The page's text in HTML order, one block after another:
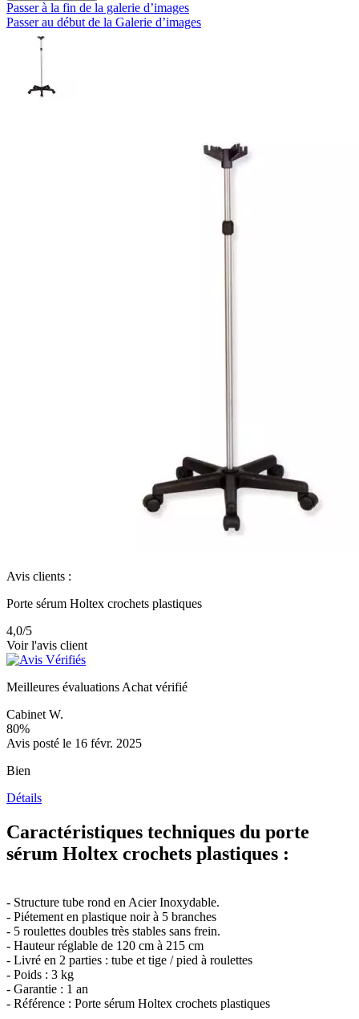
Passer à la fin de la galerie d’images
Passer au début de la Galerie d’images
Avis clients :
Porte sérum Holtex crochets plastiques
4,0/5
Voir l'avis client
Meilleures évaluations Achat vérifié
Cabinet W.
80%
Avis posté le 16 févr. 2025
Bien
Détails
Caractéristiques techniques du porte
sérum Holtex crochets plastiques :
- Structure tube rond en Acier Inoxydable.
- Piétement en plastique noir à 5 branches
- 5 roulettes doubles très stables sans frein.
- Hauteur réglable de 120 cm à 215 cm
- Livré en 2 parties : tube et tige / pied à roulettes
- Poids : 3 kg
- Garantie : 1 an
- Référence : Porte sérum Holtex crochets plastiques